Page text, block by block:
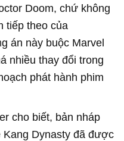
Doom, chứ không
tiếp theo của
án này buộc Marvel
nhiều thay đổi trong
phát hành phim
cho biết, bản nháp
Kang Dynasty đã được